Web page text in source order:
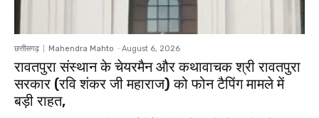
छत्तीसगढ़ Mahendra Mahto - August 6, 2026
रावतपुरा संस्थान के चेयरमैन और कथावाचक श्री रावतपुरा
सरकार (रवि शंकर जी महाराज) को फोन टैपिंग मामले में
बड़ी राहत,